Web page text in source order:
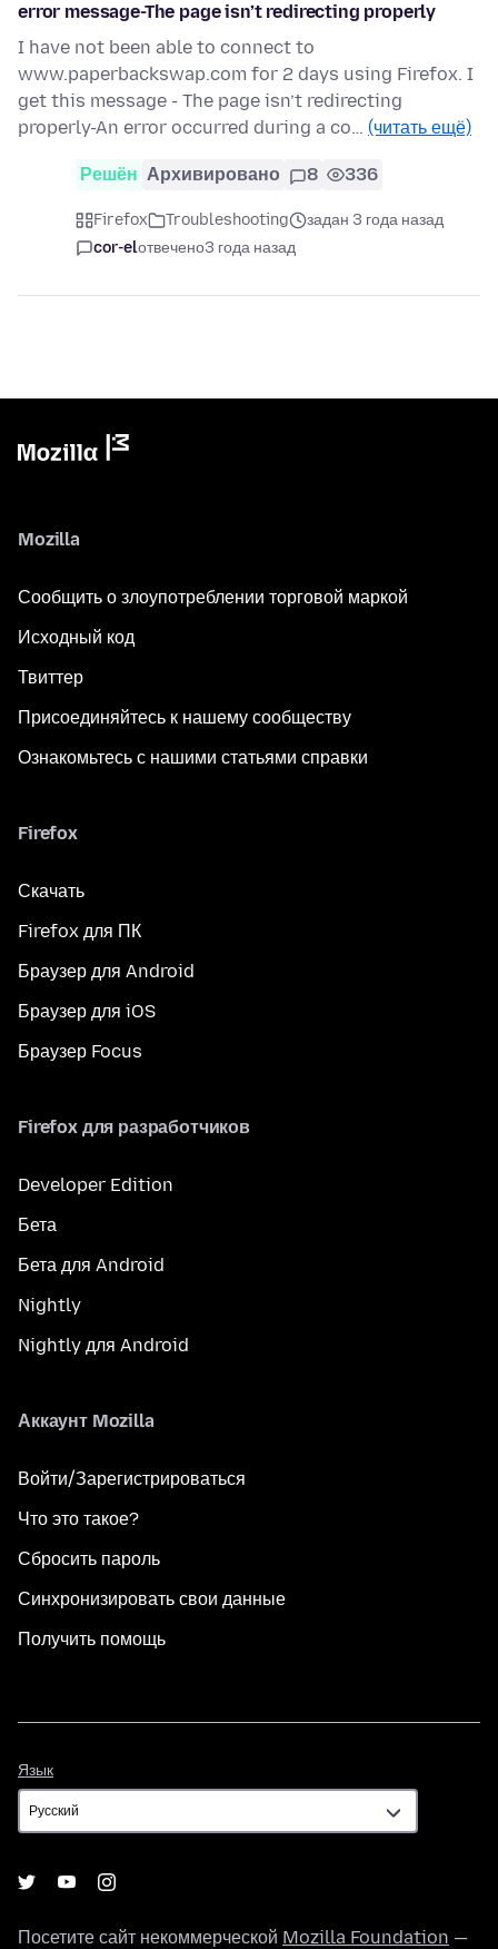
error message-The page isn’t redirecting properly
I have not been able to connect to
www.paperbackswap.com for 2 days using Firefox. I
get this message - The page isn’t redirecting
properly-An error occurred during a co… (читать ещё)
Решён Архивировано 8 336
Firefox Troubleshooting
задан 3 года назад
cor-elотвечено3 года назад
Mozilla
Сообщить о злоупотреблении торговой маркой
Исходный код
Твиттер
Присоединяйтесь к нашему сообществу
Ознакомьтесь с нашими статьями справки
Firefox
Скачать
Firefox для ПК
Браузер для Android
Браузер для iOS
Браузер Focus
Firefox для разработчиков
Developer Edition
Бета
Бета для Android
Nightly
Nightly для Android
Аккаунт Mozilla
Войти/Зарегистрироваться
Что это такое?
Сбросить пароль
Синхронизировать свои данные
Получить помощь
Язык
Посетите сайт некоммерческой Mozilla Foundation —